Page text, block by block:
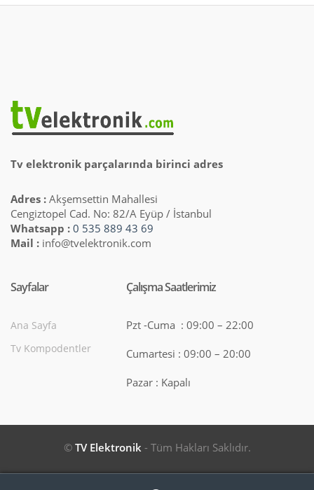
Tv elektronik parçalarında birinci adres
Adres : Akşemsettin Mahallesi
Cengiztopel Cad. No: 82/A Eyüp / İstanbul
Whatsapp : 0 535 889 43 69
Mail : info@tvelektronik.com
Sayfalar
Ana Sayfa
Tv Kompodentler
Çalışma Saatlerimiz
Pzt -Cuma : 09:00 – 22:00
Cumartesi : 09:00 – 20:00
Pazar : Kapalı
© TV Elektronik- Tüm Hakları Saklıdır.